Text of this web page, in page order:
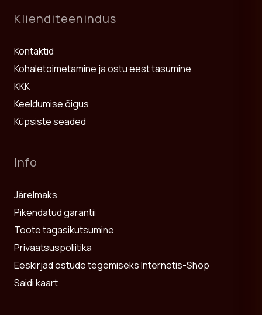
Klienditeenindus
Kontaktid
Kohaletoimetamine ja ostu eest tasumine
KKK
Keeldumise õigus
Küpsiste seaded
Info
Järelmaks
Pikendatud garantii
Toote tagasikutsumine
Privaatsuspoliitika
Eeskirjad ostude tegemiseks Internetis-Shop
Saidi kaart